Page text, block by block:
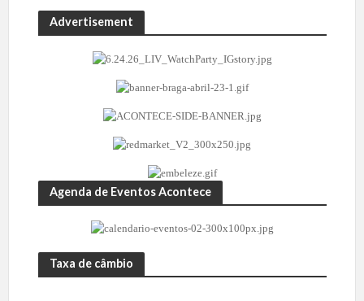
Advertisement
Agenda de Eventos Acontece
Taxa de câmbio